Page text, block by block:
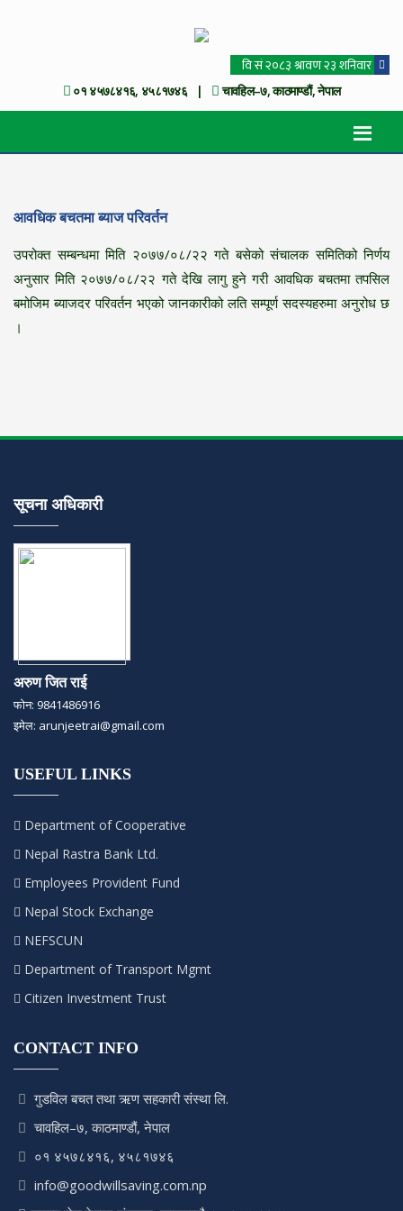
०१ ४५७८४१६, ४५८१७४६ | चावहिल–७, काठमाण्डौं, नेपाल
आवधिक बचतमा ब्याज परिवर्तन
उपरोक्त सम्बन्धमा मिति २०७७/०८/२२ गते बसेको संचालक समितिको निर्णय
अनुसार मिति २०७७/०८/२२ गते देखि लागु हुने गरी आवधिक बचतमा तपसिल
बमोजिम ब्याजदर परिवर्तन भएको जानकारीको लति सम्पूर्ण सदस्यहरुमा अनुरोध छ
।
सूचना अधिकारी
अरुण जित राई
फोन: 9841486916
इमेल: arunjeetrai@gmail.com
USEFUL LINKS
Department of Cooperative
Nepal Rastra Bank Ltd.
Employees Provident Fund
Nepal Stock Exchange
NEFSCUN
Department of Transport Mgmt
Citizen Investment Trust
CONTACT INFO
गुडविल बचत तथा ऋण सहकारी संस्था लि.
चावहिल–७, काठमाण्डौं, नेपाल
०१ ४५७८४१६, ४५८१७४६
info@goodwillsaving.com.np